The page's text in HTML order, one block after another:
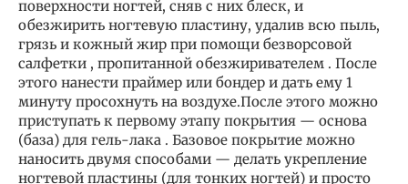
поверхности ногтей, сняв с них блеск, и
обезжирить ногтевую пластину, удалив всю пыль,
грязь и кожный жир при помощи безворсовой
салфетки , пропитанной обезжиривателем . После
этого нанести праймер или бондер и дать ему 1
минуту просохнуть на воздухе.После этого можно
приступать к первому этапу покрытия — основа
(база) для гель-лака . Базовое покрытие можно
наносить двумя способами — делать укрепление
ногтевой пластины (для тонких ногтей) и просто